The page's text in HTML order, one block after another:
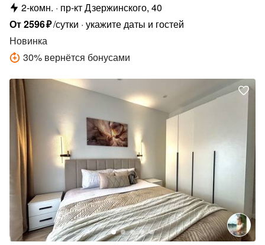
2-комн.
пр-кт Дзержинского, 40
От2596₽/сутки укажите даты и гостей
Новинка
30% вернётся бонусами